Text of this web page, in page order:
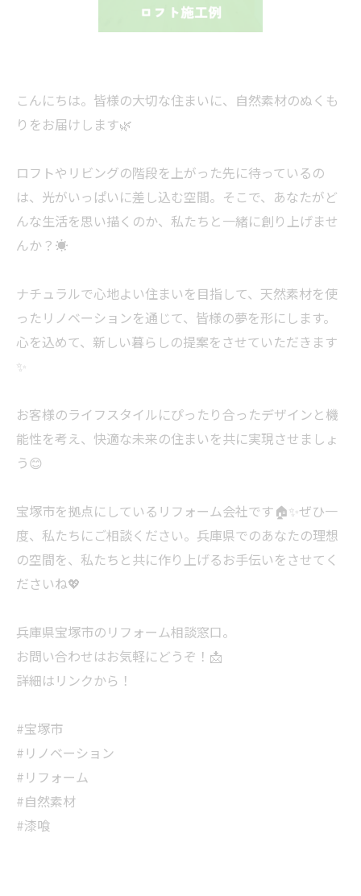
こんにちは。皆様の大切な住まいに、自然素材のぬくも
りをお届けします🌿
ロフトやリビングの階段を上がった先に待っているの
は、光がいっぱいに差し込む空間。そこで、あなたがど
んな生活を思い描くのか、私たちと一緒に創り上げませ
んか？☀️
ナチュラルで心地よい住まいを目指して、天然素材を使
ったリノベーションを通じて、皆様の夢を形にします。
心を込めて、新しい暮らしの提案をさせていただきます
✨
お客様のライフスタイルにぴったり合ったデザインと機
能性を考え、快適な未来の住まいを共に実現させましょ
う😊
宝塚市を拠点にしているリフォーム会社です🏠✨ぜひ一
度、私たちにご相談ください。兵庫県でのあなたの理想
の空間を、私たちと共に作り上げるお手伝いをさせてく
ださいね💖
兵庫県宝塚市のリフォーム相談窓口。
お問い合わせはお気軽にどうぞ！📩
詳細はリンクから！
#宝塚市
#リノベーション
#リフォーム
#自然素材
#漆喰